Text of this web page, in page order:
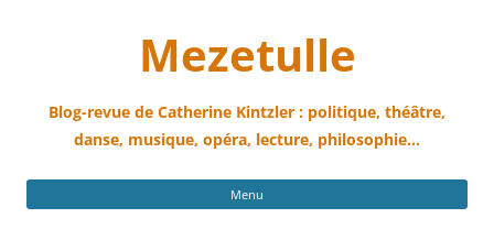
Mezetulle
Blog-revue de Catherine Kintzler : politique, théâtre,
danse, musique, opéra, lecture, philosophie…
Menu